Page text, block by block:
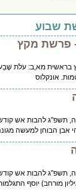
שבוע
מקץ
מא,ב: עֹלֹת שֶׁבַע
אונקלוס
להבות אש קודש
הבוחן למעשה מגונה
להבות אש קודש
מורחב) יוסף התגלמות